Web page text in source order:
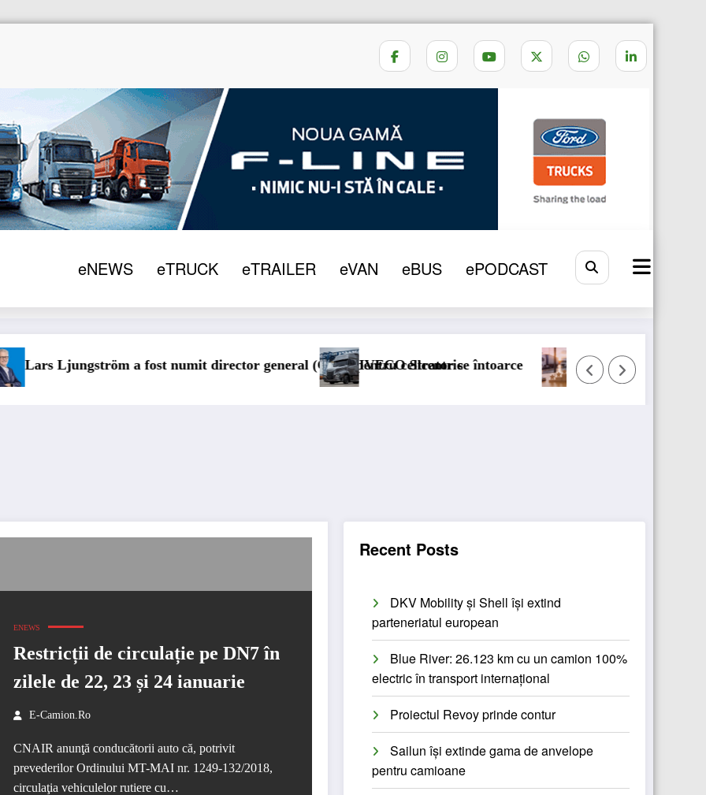
eNEWS eTRUCK eTRAILER eVAN eBUS ePODCAST
Home
director general (CFO) pentru cellcentric
IVECO Strator se întoarce BursaTransport/123cargo introduce o nouă
ENEWS
Restricții de circulație pe DN7 în
zilele de 22, 23 și 24 ianuarie
E-Camion.ro
CNAIR anunţă conducătorii auto că, potrivit
prevederilor Ordinului MT-MAI nr. 1249-132/2018,
circulaţia vehiculelor rutiere cu…
Recent Posts
DKV Mobility și Shell își extind
parteneriatul european
Blue River: 26.123 km cu un camion 100%
electric în transport internațional
Proiectul Revoy prinde contur
Sailun își extinde gama de anvelope
pentru camioane